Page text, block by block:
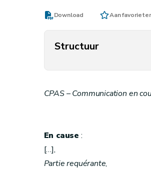
Download Aan
Structuur
CPAS – Communication en
En cause :
[…],
Partie requérante,